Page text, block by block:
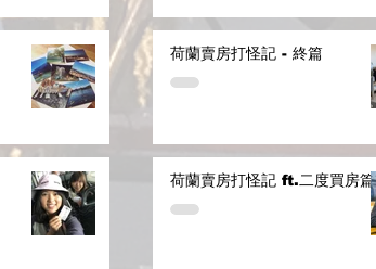
荷蘭賣房打怪記 - 終篇
荷蘭賣房打怪記 ft.二度買房篇